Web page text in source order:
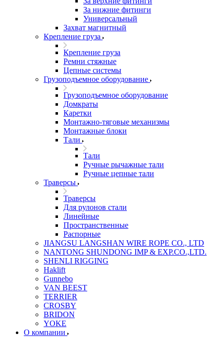
За нижние фитинги
Универсальный
Захват магнитный
Крепление груза
Крепление груза
Ремни стяжные
Цепные системы
Грузоподъемное оборудование
Грузоподъемное оборудование
Домкраты
Каретки
Монтажно-тяговые механизмы
Монтажные блоки
Тали
Тали
Ручные рычажные тали
Ручные цепные тали
Траверсы
Траверсы
Для рулонов стали
Линейные
Пространственные
Распорные
JIANGSU LANGSHAN WIRE ROPE CO., LTD
NANTONG SHUNDONG IMP & EXP.CO.,LTD.
SHENLI RIGGING
Haklift
Gunnebo
VAN BEEST
TERRIER
CROSBY
BRIDON
YOKE
О компании